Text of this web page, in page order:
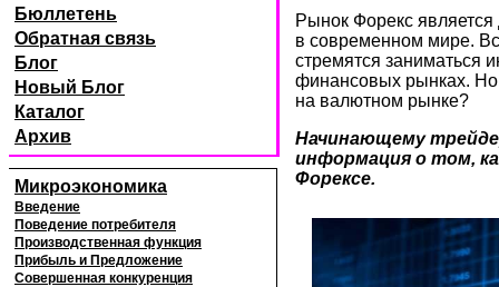
Бюллетень
Обратная связь
Блог
Новый Блог
Каталог
Архив
Микроэкономика
Введение
Поведение потребителя
Производственная функция
Прибыль и Предложение
Совершенная конкуренция
Рынок Форекс
в современном мире.
стремятся заниматься
финансовых рынках. Но
на валютном рынке?
Начинающему
информация о том,
Форексе.